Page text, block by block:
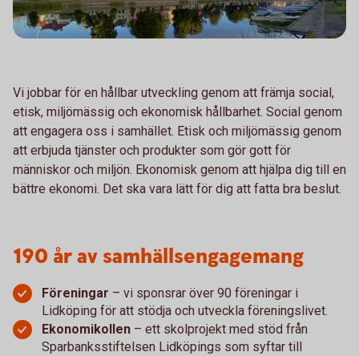
Vi jobbar för en hållbar utveckling genom att främja social,
etisk, miljömässig och ekonomisk hållbarhet. Social genom
att engagera oss i samhället. Etisk och miljömässig genom
att erbjuda tjänster och produkter som gör gott för
människor och miljön. Ekonomisk genom att hjälpa dig till en
bättre ekonomi. Det ska vara lätt för dig att fatta bra beslut.
190 år av samhällsengagemang
Föreningar – vi sponsrar över 90 föreningar i
Lidköping för att stödja och utveckla föreningslivet.
Ekonomikollen – ett skolprojekt med stöd från
Sparbanksstiftelsen Lidköpings som syftar till